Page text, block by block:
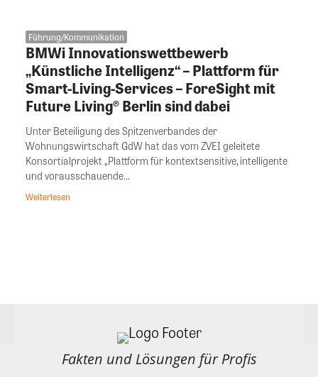
Führung/Kommunikation
BMWi Innovationswettbewerb
„Künstliche Intelligenz“ – Plattform für
Smart-Living-Services – ForeSight mit
Future Living® Berlin sind dabei
Unter Beteiligung des Spitzenverbandes der
Wohnungswirtschaft GdW hat das vom ZVEI geleitete
Konsortialprojekt „Plattform für kontextsensitive, intelligente
und vorausschauende...
Weiterlesen
Fakten und Lösungen für Profis